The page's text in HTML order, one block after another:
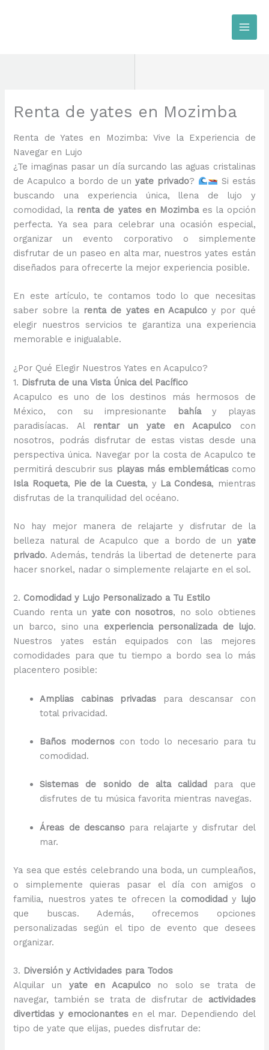
Renta de yates en Mozimba
Renta de Yates en Mozimba: Vive la Experiencia de
Navegar en Lujo
¿Te imaginas pasar un día surcando las aguas cristalinas
de Acapulco a bordo de unyate privado?
Si estás
buscando una experiencia única, llena de lujo y
comodidad, la renta de yates en Mozimbaes la opción
perfecta. Ya sea para celebrar una ocasión especial,
organizar un evento corporativo o simplemente
disfrutar de un paseo en alta mar, nuestros yates están
diseñados para ofrecerte la mejor experiencia posible.
En este artículo, te contamos todo lo que necesitas
saber sobre la renta de yates en Acapulcoy por qué
elegir nuestros servicios te garantiza una experiencia
memorable e inigualable.
¿Por Qué Elegir Nuestros Yates en Acapulco?
1. Disfruta de una Vista Única del Pacífico
Acapulco es uno de los destinos más hermosos de
México, con su impresionante
bahíay playas
paradisíacas. Al
rentar un yate en Acapulco con
nosotros, podrás disfrutar de estas vistas desde una
perspectiva única. Navegar por la costa de Acapulco te
permitirá descubrir sus playas más emblemáticascomo
Isla Roqueta, Pie de la Cuesta, y La Condesa, mientras
disfrutas de la tranquilidad del océano.
No hay mejor manera de relajarte y disfrutar de la
belleza natural de Acapulco que a bordo de un yate
privado. Además, tendrás la libertad de detenerte para
hacer snorkel, nadar o simplemente relajarte en el sol.
2. Comodidad y Lujo Personalizado a Tu Estilo
Cuando renta un yate con nosotros, no solo obtienes
un barco, sino una experiencia personalizada de lujo.
Nuestros yates están equipados con las mejores
comodidades para que tu tiempo a bordo sea lo más
placentero posible:
Amplias cabinas privadas para descansar con
total privacidad.
Baños modernos con todo lo necesario para tu
comodidad.
Sistemas de sonido de alta calidad
para que
disfrutes de tu música favorita mientras navegas.
Áreas de descansopara relajarte y disfrutar del
mar.
Ya sea que estés celebrando una boda, un cumpleaños,
o simplemente quieras pasar el día con amigos o
familia, nuestros yates te ofrecen la comodidad y lujo
que buscas. Además, ofrecemos opciones
personalizadas según el tipo de evento que desees
organizar.
3. Diversión y Actividades para Todos
Alquilar un yate en Acapulcono solo se trata de
navegar, también se trata de disfrutar de actividades
divertidas y emocionantesen el mar. Dependiendo del
tipo de yate que elijas, puedes disfrutar de: